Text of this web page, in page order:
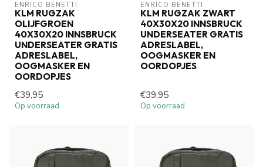
ENRICO BENETTI
KLM RUGZAK
OLIJFGROEN
40X30X20 INNSBRUCK
UNDERSEATER GRATIS
ADRESLABEL,
OOGMASKER EN
OORDOPJES
€39,95
Op voorraad
ENRICO BENETTI
KLM RUGZAK ZWART
40X30X20 INNSBRUCK
UNDERSEATER GRATIS
ADRESLABEL,
OOGMASKER EN
OORDOPJES
€39,95
Op voorraad